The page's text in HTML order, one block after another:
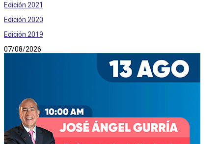
Edición 2021
Edición 2020
Edición 2019
07/08/2026